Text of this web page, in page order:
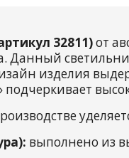
32811)от
Данный
изделия
подчеркивает
выполнено из